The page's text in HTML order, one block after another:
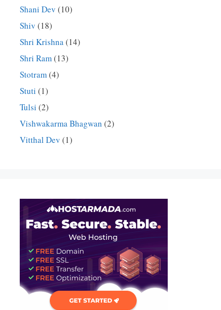
Shani Dev (10)
Shiv (18)
Shri Krishna(14)
Shri Ram(13)
Stotram(4)
Stuti (1)
Tulsi (2)
Vishwakarma Bhagwan (2)
Vitthal Dev (1)